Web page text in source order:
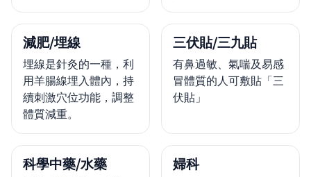
減肥/埋線
埋線是針灸的一種，利
用羊腸線埋入體內，持
續刺激穴位功能，調整
體質減重。
三伏貼/三九貼
有鼻過敏、氣喘及易感
冒體質的人可敷貼「三
伏貼」
科學中藥/水藥 婦科